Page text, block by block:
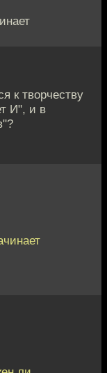
к творчеству
И", и в